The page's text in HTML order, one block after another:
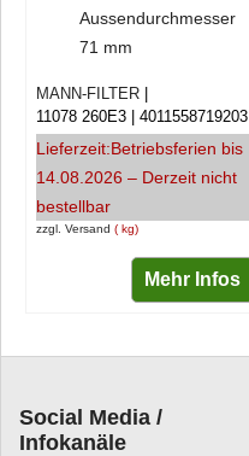
Aussendurchmesser
71 mm
zzgl. Versand kg
MANN-FILTER
11078 260E3
4011558719203
Lieferzeit:Betriebsferien bis
14.08.2026 – Derzeit nicht
bestellbar
Mehr Infos
Social Media /
Infokanäle